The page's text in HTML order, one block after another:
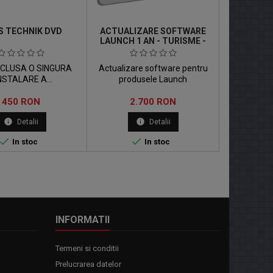
TECHNIK DVD
O SINGURA
A
adresa dvs. Daca
descarcati acest
va rugam
Atris Descarcabil.
Pret
450 RON
info Detalii
 In stoc
ACTUALIZARE SOFTWARE
LAUNCH 1 AN - TURISME -
LICENTA X431
Actualizare software pentru
produsele Launch
Pret
2.700 RON
info Detalii
 In stoc
INFORMATII
Termeni si conditii
Prelucrarea datelor